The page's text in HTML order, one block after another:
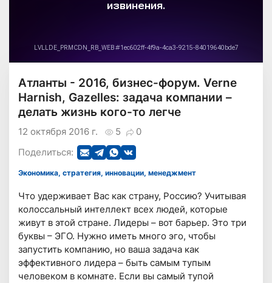
Атланты - 2016, бизнес-форум. Verne
Harnish, Gazelles: задача компании –
делать жизнь кого-то легче
5 0
12 октября 2016 г.
Поделиться:
Экономика, стратегия, инновации, менеджмент
Что удерживает Вас как страну, Россию? Учитывая
колоссальный интеллект всех людей, которые
живут в этой стране. Лидеры – вот барьер. Это три
буквы – ЭГО. Нужно иметь много эго, чтобы
запустить компанию, но ваша задача как
эффективного лидера – быть самым тупым
человеком в комнате. Если вы самый тупой